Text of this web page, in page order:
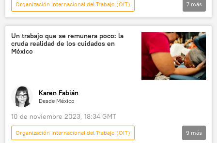
Organización Internacional del Trabajo (OIT)
Telescopio
Javier Milei
Romina del Plá
Argentina
💗 Salud
7 más
Un trabajo que se remunera poco: la
cruda realidad de los cuidados en
México
Karen Fabián
Desde México
10 de noviembre 2023, 18:34 GMT
Organización Internacional del Trabajo (OIT)
9 más